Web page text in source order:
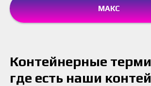
МАКС
Контейнерные
где есть наши